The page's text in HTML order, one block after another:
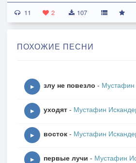
11 2 107
ПОХОЖИЕ ПЕСНИ
▶ злу не повезло - Мустафин
▶ уходят - Мустафин
▶ восток - Мустафин
▶ первые лучи - Мустафин